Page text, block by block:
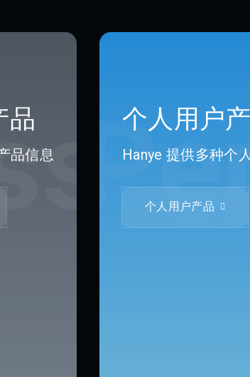
品
品信息
个人用户
Hanye 提供多种个
个人用户产品